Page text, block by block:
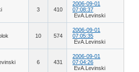
3 410
2006-09-01
07:08:37
EvA.Levinski
10 574
2006-09-01
07:05:35
EvA.Levinski
6 431
2006-09-01
07:04:26
EvA.Levinski